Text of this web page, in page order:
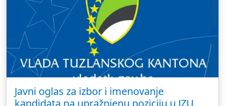
Javni oglas za izbor i imenovanje
kandidata na upražnjenu poziciju u JZU